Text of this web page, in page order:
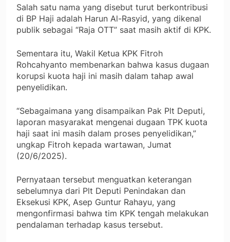
Salah satu nama yang disebut turut berkontribusi
di BP Haji adalah Harun Al-Rasyid, yang dikenal
publik sebagai “Raja OTT” saat masih aktif di KPK.
Sementara itu, Wakil Ketua KPK Fitroh
Rohcahyanto membenarkan bahwa kasus dugaan
korupsi kuota haji ini masih dalam tahap awal
penyelidikan.
“Sebagaimana yang disampaikan Pak Plt Deputi,
laporan masyarakat mengenai dugaan TPK kuota
haji saat ini masih dalam proses penyelidikan,”
ungkap Fitroh kepada wartawan, Jumat
(20/6/2025).
Pernyataan tersebut menguatkan keterangan
sebelumnya dari Plt Deputi Penindakan dan
Eksekusi KPK, Asep Guntur Rahayu, yang
mengonfirmasi bahwa tim KPK tengah melakukan
pendalaman terhadap kasus tersebut.